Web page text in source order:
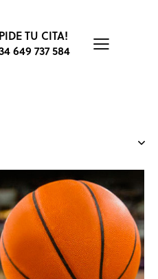
TU CITA!
649 737 584